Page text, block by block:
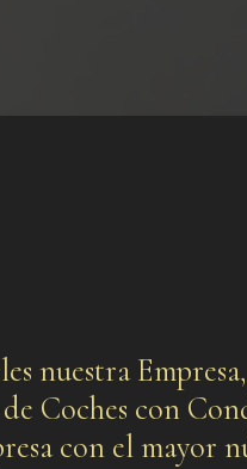
nuestra
Coches con
con el mayor